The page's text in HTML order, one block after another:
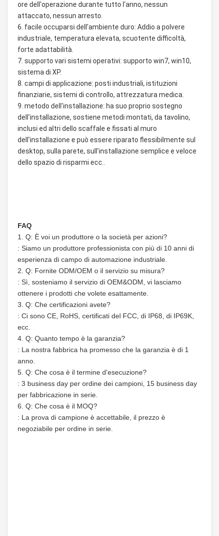
ore dell'operazione durante tutto l'anno, nessun
attaccato, nessun arresto.
6. facile occuparsi dell'ambiente duro: Addio a polvere
industriale, temperatura elevata, scuotente difficoltà,
forte adattabilità.
7. supporto vari sistemi operativi: supporto win7, win10,
sistema di XP.
8. campi di applicazione: posti industriali, istituzioni
finanziarie, sistemi di controllo, attrezzatura medica.
9. metodo dell'installazione: ha suo proprio sostegno
dell'installazione, sostiene metodi montati, da tavolino,
inclusi ed altri dello scaffale e fissati al muro
dell'installazione e può essere riparato flessibilmente sul
desktop, sulla parete, sull'installazione semplice e veloce
dello spazio di risparmi ecc..
FAQ
1. Q: È voi un produttore o la società per azioni?
: Siamo un produttore professionista con più di 10 anni di
esperienza di campo di automazione industriale.
2. Q: Fornite ODM/OEM o il servizio su misura?
: Sì, sosteniamo il servizio di OEM&ODM, vi lasciamo
ottenere i prodotti che volete esattamente.
3. Q: Che certificazioni avete?
: Ci sono CE, RoHS, certificati del FCC, di IP68, di IP69K,
ecc.
4. Q: Quanto tempo è la garanzia?
: La nostra fabbrica ha promesso che la garanzia è di 1
anno.
5. Q: Che cosa è il termine d'esecuzione?
: 3 business day per ordine dei campioni, 15 business day
per fabbricazione in serie.
6. Q: Che cosa è il MOQ?
: La prova di campione è accettabile, il prezzo è
negoziabile per ordine in serie.